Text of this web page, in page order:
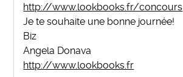
http://www.lookbooks.fr/concours
Je te souhaite une bonne journée!
Biz
Angela Donava
http://www.lookbooks.fr